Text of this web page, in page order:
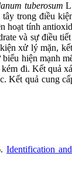
tuberosum
trong điều
tính
và sự điều
xử lý mặn,
hiện mạnh
đi. Kết quả
Kết quả cung
Identification